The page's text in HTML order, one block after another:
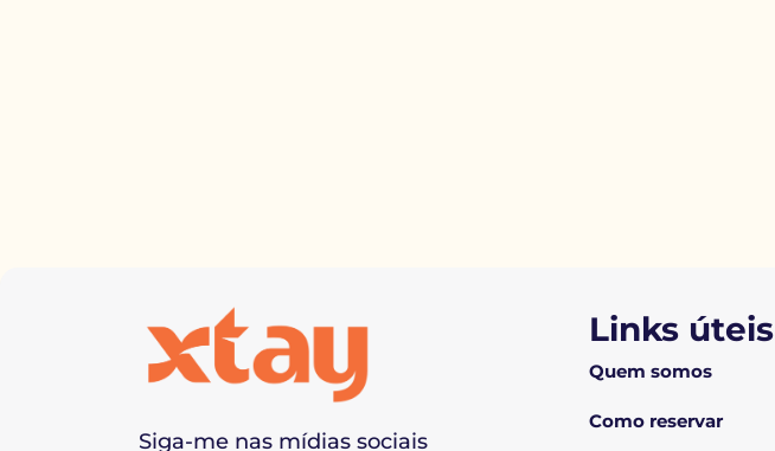
Siga-me nas mídias sociais
Links úteis
Quem somos
Como reservar